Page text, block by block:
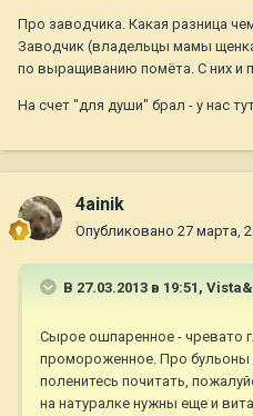
Про заводчика. Какая разница
Заводчик (владельцы мамы
по выращиванию помёта. С них и
На счет "для души" брал - у нас
4ainik
Опубликовано 27 марта,
В 27.03.2013 в 19:51,
Сырое ошпаренное - чревато
промороженное. Про бульоны
поленитесь почитать,
на натуралке нужны еще и